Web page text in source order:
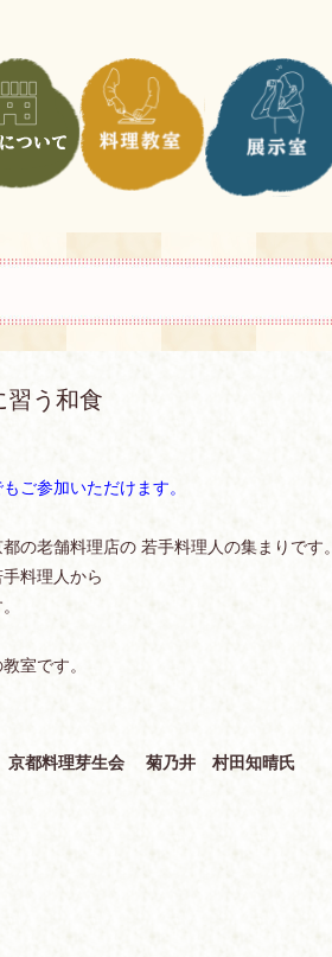
習う和食
参加いただけます。
の老舗料理店の 若手料理人の集まりです。
料理人から
室です。
京都料理芽生会 菊乃井 村田知晴氏